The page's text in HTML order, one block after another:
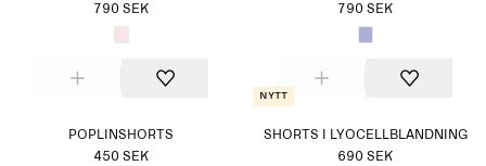
790 SEK
790 SEK
POPLINSHORTS
450 SEK
Nytt
SHORTS I LYOCELLBLANDNING
690 SEK